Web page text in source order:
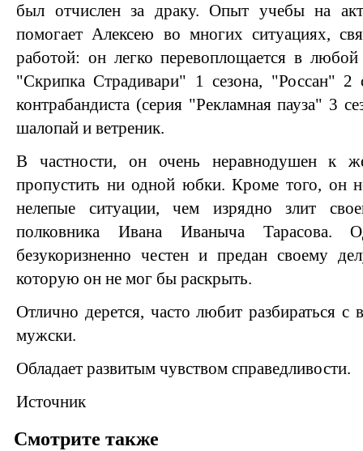
был отчислен за драку. Опыт учебы на
помогает Алексею во многих ситуациях,
работой: он легко перевоплощается в
"Скрипка Страдивари" 1 сезона, "Россан" 2
контрабандиста (серия "Рекламная пауза" 3
шалопай и ветреник.
В частности, он очень неравнодушен к
пропустить ни одной юбки. Кроме того, он
нелепые ситуации, чем изрядно злит
полковника Ивана Иваныча Тарасова.
безукоризненно честен и предан своему
которую он не мог бы раскрыть.
Отлично дерется, часто любит разбираться с
мужски.
Обладает развитым чувством справедливости.
Источник
Смотрите также